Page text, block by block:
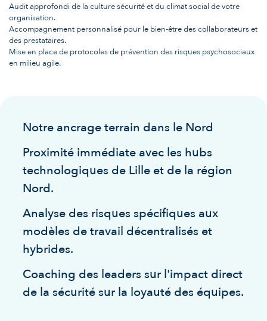
Audit approfondi de la culture sécurité et du climat social de votre
organisation.
Accompagnement personnalisé pour le bien-être des collaborateurs et
des prestataires.
Mise en place de protocoles de prévention des risques psychosociaux
en milieu agile.
Notre ancrage terrain dans le Nord
Proximité immédiate avec les hubs
technologiques de Lille et de la région
Nord.
Analyse des risques spécifiques aux
modèles de travail décentralisés et
hybrides.
Coaching des leaders sur l'impact direct
de la sécurité sur la loyauté des équipes.